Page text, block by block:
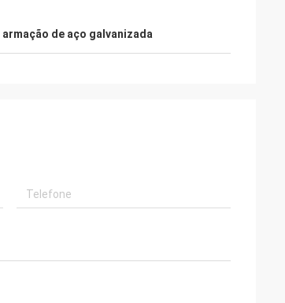
armação de aço galvanizada